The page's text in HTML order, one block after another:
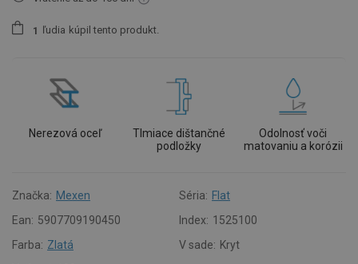
1 ľudia kúpil tento produkt.
Nerezová oceľ
Tlmiace dištančné
podložky
Odolnosť voči
matovaniu a korózii
Značka: Mexen Séria: Flat
Ean: 5907709190450 Index: 1525100
Farba: Zlatá V sade: Kryt